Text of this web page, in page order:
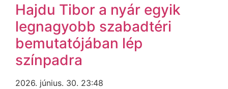
Hajdu Tibor a nyár egyik
legnagyobb szabadtéri
bemutatójában lép
színpadra
2026. június. 30. 23:48